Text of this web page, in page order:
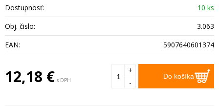
Dostupnosť:
10 ks
Obj. čislo:
3.063
EAN:
5907640601374
12,18 € s DPH Do košíka
+
-